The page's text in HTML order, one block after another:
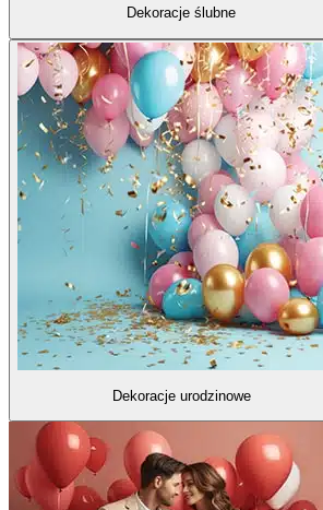
Dekoracje ślubne
Dekoracje urodzinowe